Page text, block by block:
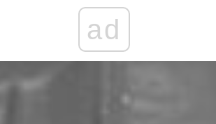
ad